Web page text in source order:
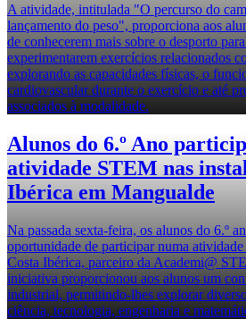
A atividade, intitulada "O percurso do
lançamento do peso", proporciona aos
de conhecerem mais sobre o desporto
experimentarem exercícios relacionados
explorando as capacidades físicas, o
cardiovascular durante o exercício e até
associados à modalidade.
Alunos do 6.º Ano
atividade STEM nas
Ibérica em Mangualde
Na passada sexta-feira, os alunos do 6.º
oportunidade de participar numa
Costa Ibérica, parceiro da Academi@
iniciativa proporcionou aos alunos um
industrial, permitindo-lhes explorar
ciência, tecnologia, engenharia e